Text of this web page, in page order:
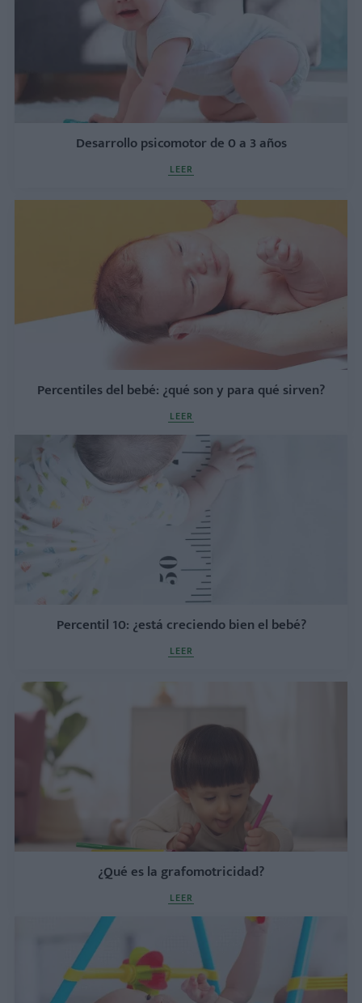
Desarrollo psicomotor de 0 a 3 años
LEER
Percentiles del bebé: ¿qué son y para qué sirven?
LEER
Percentil 10: ¿está creciendo bien el bebé?
LEER
¿Qué es la grafomotricidad?
LEER